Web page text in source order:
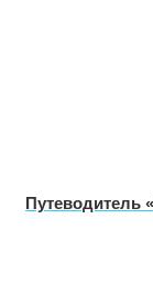
Путеводитель